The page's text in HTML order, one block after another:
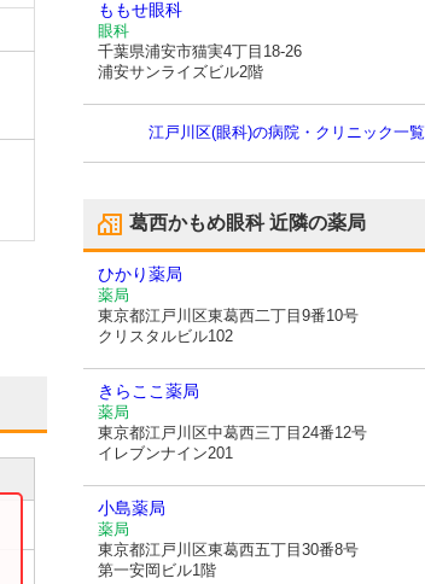
ももせ眼科
眼科
千葉県浦安市猫実4丁目18-26
浦安サンライズビル2階
江戸川区(眼科)の病院・クリニック一覧
葛西かもめ眼科近隣の薬局
ひかり薬局
薬局
東京都江戸川区東葛西二丁目9番10号
クリスタルビル102
きらここ薬局
薬局
東京都江戸川区中葛西三丁目24番12号
イレブンナイン201
小島薬局
薬局
東京都江戸川区東葛西五丁目30番8号
第一安岡ビル1階